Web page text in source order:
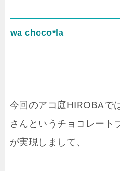
wa choco*la
今回のアコ庭HIROBAで
さんというチョコレート
が実現しまして、